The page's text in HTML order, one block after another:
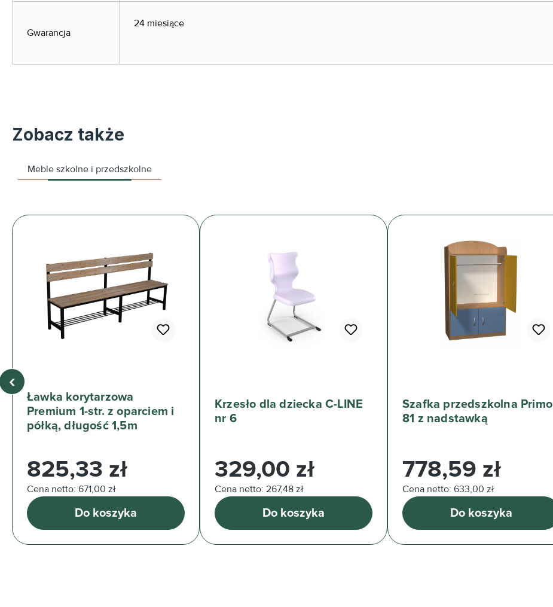
Gwarancja
24 miesiące
Zobacz także
Meble szkolne i przedszkolne
Ławka korytarzowa
Premium 1-str. z oparciem i
półką, długość 1,5m
Cena regularna:
825,33 zł
Cena netto: 671,00 zł
Do koszyka
Krzesło dla dziecka C-LINE
nr 6
Cena regularna:
329,00 zł
Cena netto: 267,48 zł
Do koszyka
Szafka przedszkolna Primo
81 z nadstawką
Cena regularna:
778,59 zł
Cena netto: 633,00 zł
Do koszyka
‹